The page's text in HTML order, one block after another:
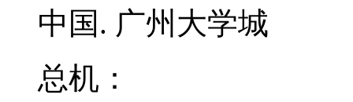
中国. 广州大学城
总机：